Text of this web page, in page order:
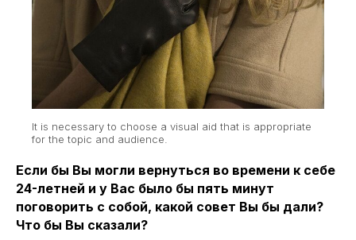
It is necessary to choose a visual aid that is appropriate
for the topic and audience.
Если бы Вы могли вернуться во времени к себе
24-летней и у Вас было бы пять минут
поговорить с собой, какой совет Вы бы дали?
Что бы Вы сказали?